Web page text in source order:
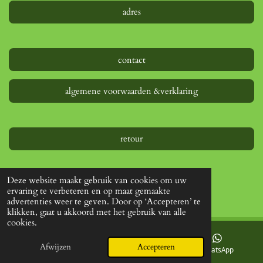
Deze website maakt gebruik van cookies om uw
ervaring te verbeteren en op maat gemaakte
advertenties weer te geven. Door op ‘Accepteren’ te
klikken, gaat u akkoord met het gebruik van alle
cookies.
Afwijzen Accepteren
adres
contact
algemene voorwaarden &verklaring
retour
© 2022 - 2026 www.creatief-webshop.nl
E-mailadres Facebook WhatsApp